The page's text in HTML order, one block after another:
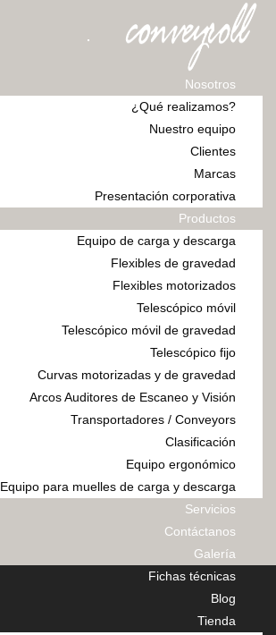
Nosotros
¿Qué realizamos?
Nuestro equipo
Clientes
Marcas
Presentación corporativa
Productos
Equipo de carga y descarga
Flexibles de gravedad
Flexibles motorizados
Telescópico móvil
Telescópico móvil de gravedad
Telescópico fijo
Curvas motorizadas y de gravedad
Arcos Auditores de Escaneo y Visión
Transportadores / Conveyors
Clasificación
Equipo ergonómico
Equipo para muelles de carga y descarga
Servicios
Contáctanos
Galería
Fichas técnicas
Blog
Tienda